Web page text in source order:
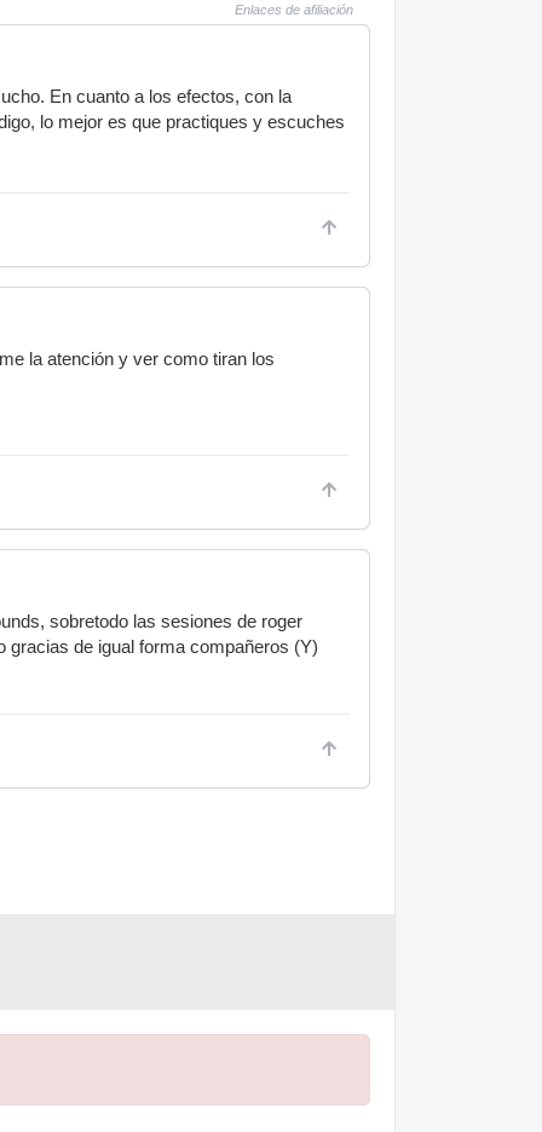
Enlaces de afiliación
En cuanto a los efectos, con la
lo mejor es que practiques y escuches
la atención y ver como tiran los
sobretodo las sesiones de roger
de igual forma compañeros (Y)